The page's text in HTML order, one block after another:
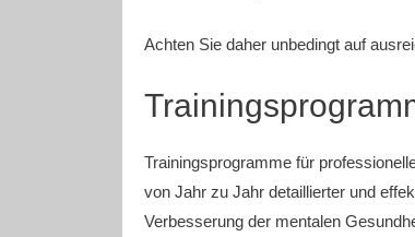
Achten Sie daher unbedingt auf
Trainingsprogramme für
von Jahr zu Jahr detaillierter und
Verbesserung der mentalen